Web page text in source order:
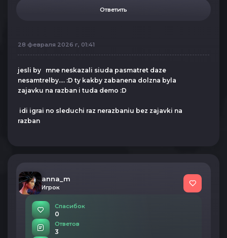
Ответить
28 февраля 2026 г, 01:41
jesli by mne neskazali siuda pasmatret daze
nesamtrelby.... :D ty kakby zabanena dolzna byla
zajavku na razban i tuda demo :D
idi igrai no sleduchi raz nerazbaniu bez zajavki na
razban
anna_m
Игрок
Спасибок
0
Ответов
3